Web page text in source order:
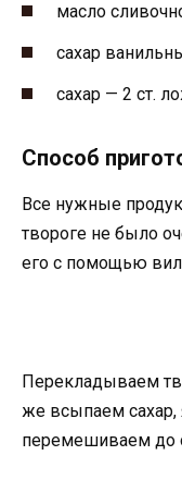
масло
сахар
сахар — 2 ст.
Способ
Все нужные
твороге не было
его с помощью
Перекладываем
же всыпаем сахар,
перемешиваем до